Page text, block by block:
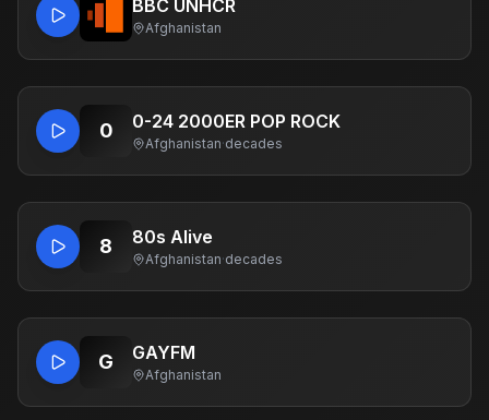
BBC UNHCR
Afghanistan
0 0-24 2000ER POP ROCK
Afghanistan·decades
8 80s Alive
Afghanistan·decades
G GAYFM
Afghanistan